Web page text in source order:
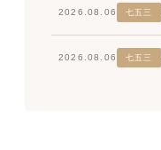
2026.08.06 七五三
2026.08.06 七五三